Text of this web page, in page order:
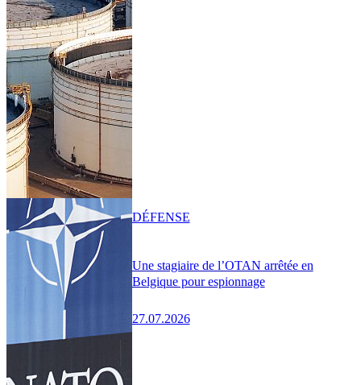
Une stagiaire de l’OTAN arrêtée en
Belgique pour espionnage
27.07.2026
DÉFENSE